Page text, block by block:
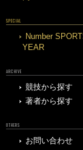
SPECIAL
Number
YEAR
ARCHIVE
競技から探す
著者から探す
OTHERS
お問い合わせ